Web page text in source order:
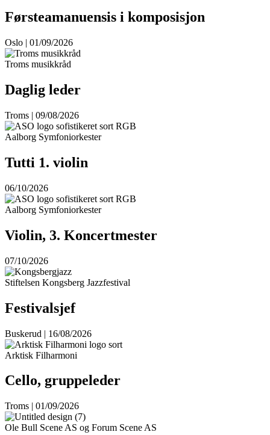
Førsteamanuensis i komposisjon
Oslo | 01/09/2026
Troms musikkråd
Daglig leder
Troms | 09/08/2026
Aalborg Symfoniorkester
Tutti 1. violin
06/10/2026
Aalborg Symfoniorkester
Violin, 3. Koncertmester
07/10/2026
Stiftelsen Kongsberg Jazzfestival
Festivalsjef
Buskerud | 16/08/2026
Arktisk Filharmoni
Cello, gruppeleder
Troms | 01/09/2026
Ole Bull Scene AS og Forum Scene AS